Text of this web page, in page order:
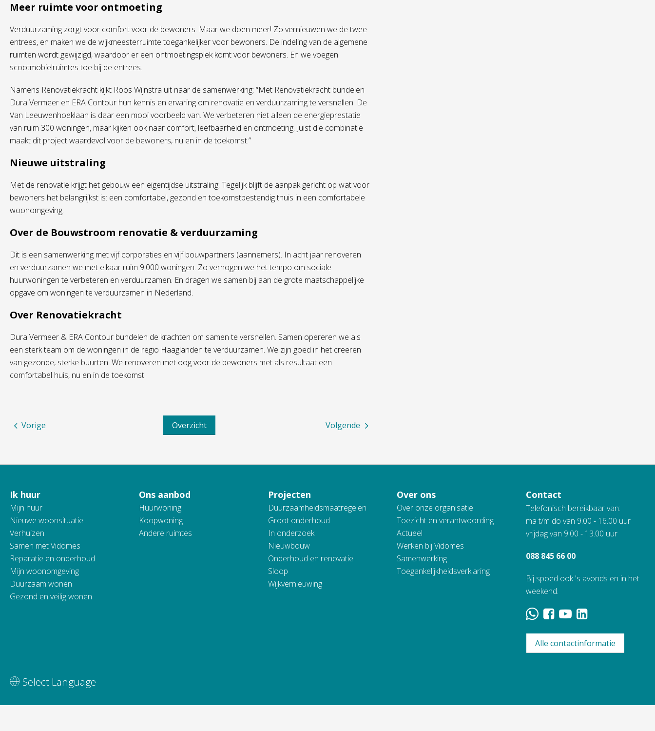
Meer ruimte voor ontmoeting
Verduurzaming zorgt voor comfort voor de bewoners. Maar we doen meer! Zo vernieuwen we de twee
entrees, en maken we de wijkmeesterruimte toegankelijker voor bewoners. De indeling van de algemene
ruimten wordt gewijzigd, waardoor er een ontmoetingsplek komt voor bewoners. En we voegen
scootmobielruimtes toe bij de entrees.
Namens Renovatiekracht kijkt Roos Wijnstra uit naar de samenwerking: “Met Renovatiekracht bundelen
Dura Vermeer en ERA Contour hun kennis en ervaring om renovatie en verduurzaming te versnellen. De
Van Leeuwenhoeklaan is daar een mooi voorbeeld van. We verbeteren niet alleen de energieprestatie
van ruim 300 woningen, maar kijken ook naar comfort, leefbaarheid en ontmoeting. Juist die combinatie
maakt dit project waardevol voor de bewoners, nu en in de toekomst.”
Nieuwe uitstraling
Met de renovatie krijgt het gebouw een eigentijdse uitstraling. Tegelijk blijft de aanpak gericht op wat voor
bewoners het belangrijkst is: een comfortabel, gezond en toekomstbestendig thuis in een comfortabele
woonomgeving.
Over de Bouwstroom renovatie & verduurzaming
Dit is een samenwerking met vijf corporaties en vijf bouwpartners (aannemers). In acht jaar renoveren
en verduurzamen we met elkaar ruim 9.000 woningen. Zo verhogen we het tempo om sociale
huurwoningen te verbeteren en verduurzamen. En dragen we samen bij aan de grote maatschappelijke
opgave om woningen te verduurzamen in Nederland.
Over Renovatiekracht
Dura Vermeer & ERA Contour bundelen de krachten om samen te versnellen. Samen opereren we als
een sterk team om de woningen in de regio Haaglanden te verduurzamen. We zijn goed in het creëren
van gezonde, sterke buurten. We renoveren met oog voor de bewoners met als resultaat een
comfortabel huis, nu en in de toekomst.
Volgende
Overzicht
Vorige
Contactinformatie
Ik huur
Mijn huur
Nieuwe woonsituatie
Verhuizen
Samen met Vidomes
Reparatie en onderhoud
Mijn woonomgeving
Duurzaam wonen
Gezond en veilig wonen
Ons aanbod
Huurwoning
Koopwoning
Andere ruimtes
Projecten
Duurzaamheidsmaatregelen
Groot onderhoud
In onderzoek
Nieuwbouw
Onderhoud en renovatie
Sloop
Wijkvernieuwing
Over ons
Over onze organisatie
Toezicht en verantwoording
Actueel
Werken bij Vidomes
Samenwerking
Toegankelijkheidsverklaring
Contact
Telefonisch bereikbaar van:
ma t/m do van 9.00 - 16.00 uur
vrijdag van 9.00 - 13.00 uur
088 845 66 00
Bij spoed ook 's avonds en in het
weekend.
Alle contactinformatie
Vertaal deze pagina
Select Language